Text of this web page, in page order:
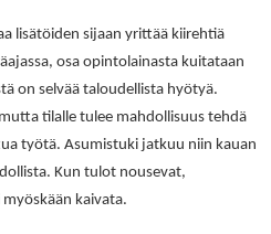
lisätöiden sijaan yrittää kiirehtiä
osa opintolainasta kuitataan
on selvää taloudellista hyötyä.
tilalle tulee mahdollisuus tehdä
työtä. Asumistuki jatkuu niin kauan
Kun tulot nousevat,
kaivata.